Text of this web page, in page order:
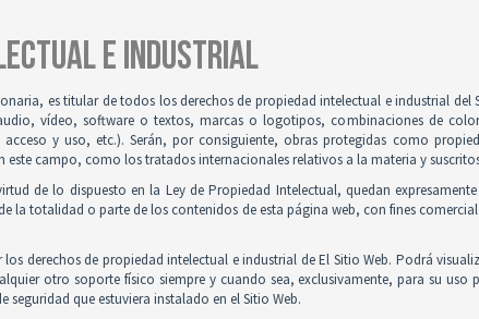
E INDUSTRIAL
es titular de todos los derechos de propiedad intelectual e industrial
vídeo, software o textos, marcas o logotipos, combinaciones de
y uso, etc.). Serán, por consiguiente, obras protegidas como
campo, como los tratados internacionales relativos a la materia y
de lo dispuesto en la Ley de Propiedad Intelectual, quedan
la totalidad o parte de los contenidos de esta página web, con fines
derechos de propiedad intelectual e industrial de El Sitio Web. Podrá
otro soporte físico siempre y cuando sea, exclusivamente, para su
seguridad que estuviera instalado en el Sitio Web.